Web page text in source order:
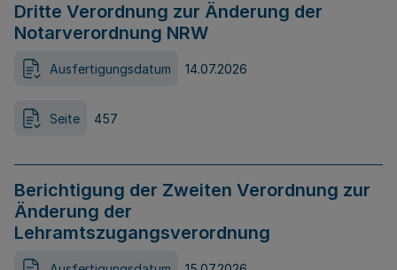
Dritte Verordnung zur Änderung der
Notarverordnung NRW
Ausfertigungsdatum 14.07.2026
Seite 457
Berichtigung der Zweiten Verordnung zur
Änderung der
Lehramtszugangsverordnung